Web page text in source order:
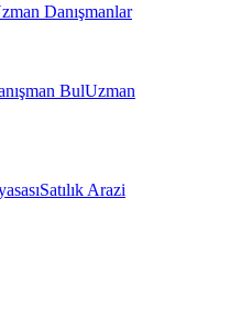
Danışmanlar
BulUzman
Satılık Arazi